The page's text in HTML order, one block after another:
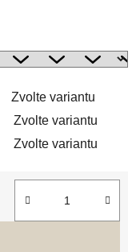
Zvolte variantu
Zvolte variantu
Zvolte variantu